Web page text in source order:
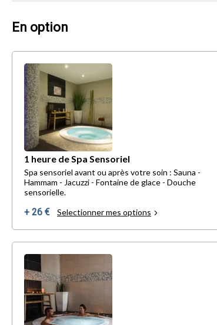
En option
1 heure de Spa Sensoriel
Spa sensoriel avant ou après votre soin : Sauna -
Hammam - Jacuzzi - Fontaine de glace - Douche
sensorielle.
+ 26 € Selectionner mes options